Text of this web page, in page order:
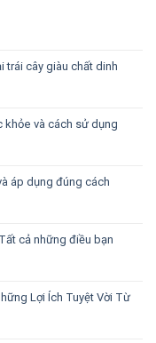
trái cây giàu chất dinh
khỏe và cách sử dụng
áp dụng đúng cách
cả những điều bạn
Lợi Ích Tuyệt Vời Từ